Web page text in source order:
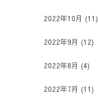
2022年10月 (11)
2022年9月 (12)
2022年8月 (4)
2022年7月 (11)